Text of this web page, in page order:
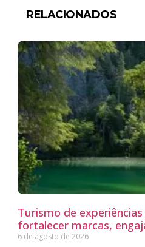
RELACIONADOS
Turismo de
fortalecer marcas,
6 de agosto de 2026